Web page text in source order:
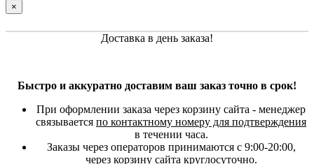
×
Доставка в день заказа!
Быстро и аккуратно доставим ваш заказ точно в срок!
При оформлении заказа через корзину сайта - менеджер
связывается по контактному номеру для подтверждения
в течении часа.
Заказы через операторов принимаются с 9:00-20:00,
через корзину сайта круглосуточно.